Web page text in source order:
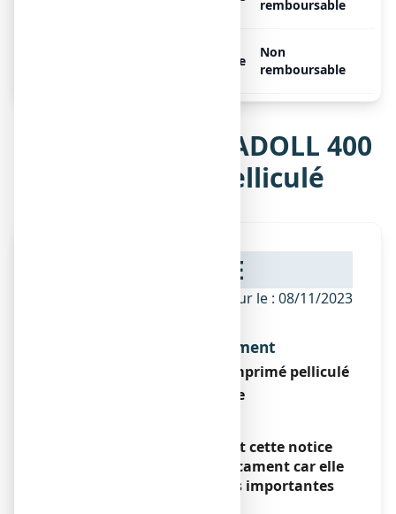
remboursable
Libre
Non
remboursable
Notice de IBUPRADOLL 400
mg, comprimé pelliculé
NOTICE
ANSM - Mis à jour le : 08/11/2023
Dénomination du médicament
IBUPRADOLL 400 mg, comprimé pelliculé
Ibuprofène
Veuillez lire attentivement cette notice
avant de prendre ce médicament car elle
contient des informations importantes